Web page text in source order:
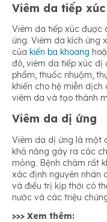
Viêm da tiếp xúc
Viêm da tiếp xúc được
ứng. Viêm da kích ứng
của kiến ba khoang
đó, viêm da tiếp xúc dị
phẩm, thuốc nhuộm,
khiến cho hệ miễn
viêm da và tạo thành
Viêm da dị ứng
Viêm da dị ứng là một
khả năng gây ra các
mỏng. Bệnh chàm rất
xác định nguyên nhân
và điều trị kịp thời có
nước và các triệu
>>> Xem thêm: